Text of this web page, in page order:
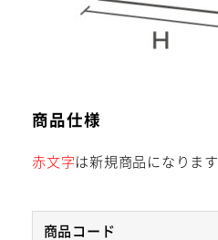
商品仕様
赤文字は新規商品になります
商品コード